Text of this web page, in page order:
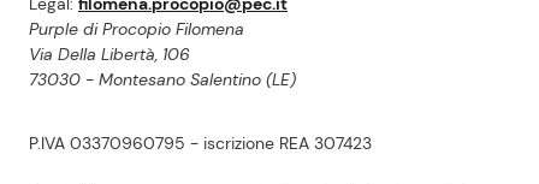
Purple di Procopio Filomena
Via Della Libertà, 106
73030 - Montesano Salentino (LE)
P.IVA 03370960795 - iscrizione REA 307423